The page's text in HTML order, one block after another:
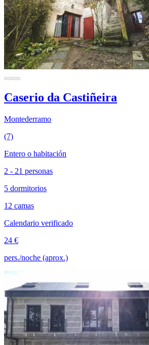
Caserio da Castiñeira
Montederramo
(7)
Entero o habitación
2 - 21 personas
5 dormitorios
12 camas
Calendario verificado
24 €
pers./noche (aprox.)